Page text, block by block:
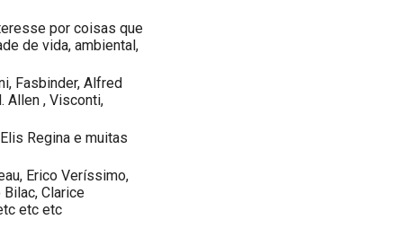
por coisas que
de vida, ambiental,
Fasbinder, Alfred
Allen , Visconti,
Regina e muitas
Erico Veríssimo,
Clarice
etc etc